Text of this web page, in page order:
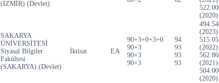
(İZMİR) (Devlet)
(2020)
SAKARYA
ÜNİVERSİTESİ
Siyasal Bilgiler
Fakültesi
(SAKARYA) (Devlet)
İktisat EA
90+3+0+3+0
90+3
90+3
90+3
94
93
93
93
(2023)
(2022)
(2021)
(2020)